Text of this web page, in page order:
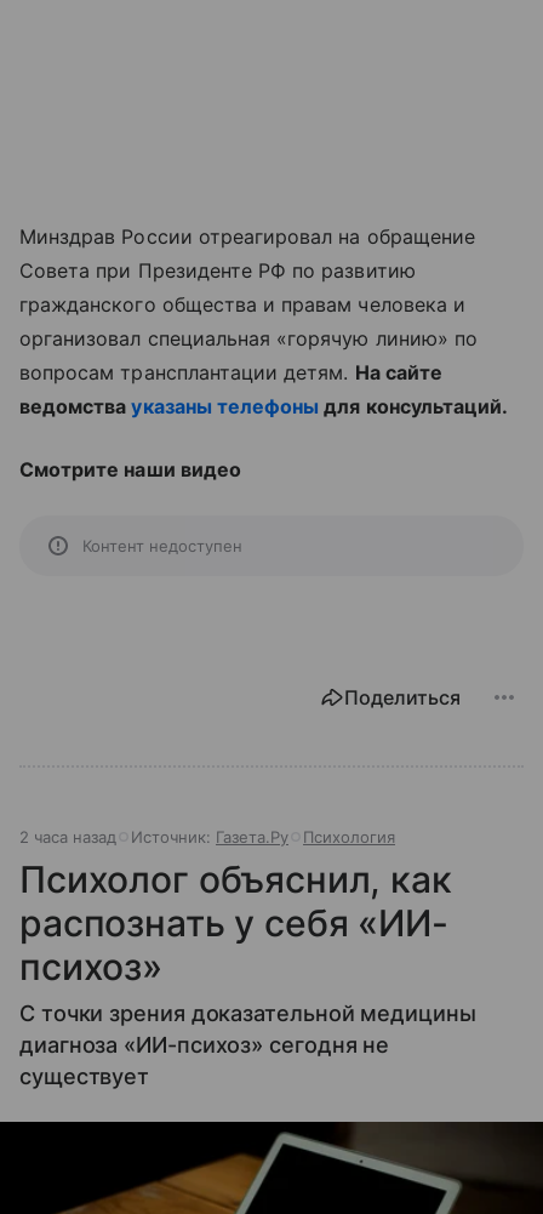
Минздрав России отреагировал на обращение
Совета при Президенте РФ по развитию
гражданского общества и правам человека и
организовал специальная «горячую линию» по
вопросам трансплантации детям. На сайте
ведомствауказаны телефоны для консультаций.
Смотрите наши видео
Контент недоступен
Поделиться
2 часа назад Источник: Газета.Ру Психология
Психолог объяснил, как
распознать у себя «ИИ-
психоз»
С точки зрения доказательной медицины
диагноза «ИИ-психоз» сегодня не
существует